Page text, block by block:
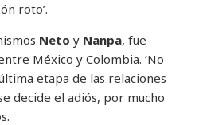
roto’.
Neto y Nanpa, fue
México y Colombia. ‘No
etapa de las relaciones
decide el adiós, por mucho